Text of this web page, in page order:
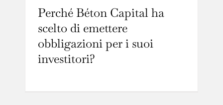
Perché Béton Capital ha
scelto di emettere
obbligazioni per i suoi
investitori?